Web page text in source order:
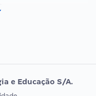
e Educação S/A.